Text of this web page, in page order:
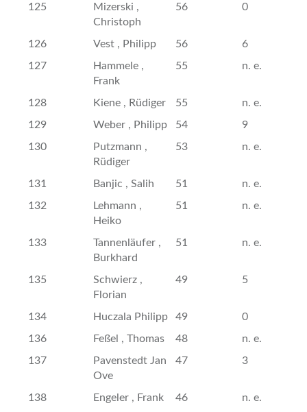
125
Mizerski ,
Christoph
56 0
126 Vest , Philipp 56
6
127
Hammele ,
Frank
55 n. e.
128 Kiene , Rüdiger 55
n. e.
129
Weber , Philipp 54
9
130
Putzmann ,
Rüdiger
53 n. e.
131 Banjic , Salih 51
n. e.
132
Lehmann ,
Heiko
51 n. e.
133
Tannenläufer ,
Burkhard
51 n. e.
135
Schwierz ,
Florian
49 5
134 Huczala Philipp 49
0
136
Feßel , Thomas 48
n. e.
137
Pavenstedt Jan
Ove
47 3
138 Engeler , Frank 46
n. e.